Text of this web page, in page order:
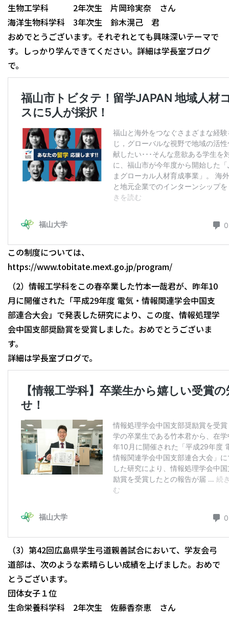
生物工学科 2年次生 片岡玲実奈 さん
海洋生物科学科 3年次生 鈴木滉己 君
おめでとうございます。それぞれとても興味深いテーマで
す。しっかり学んできてください。詳細は学長室ブログ
で。
この制度については、
https://www.tobitate.mext.go.jp/program/
（2）情報工学科をこの春卒業した竹本一哉君が、昨年10
月に開催された「平成29年度 電気・情報関連学会中国支
部連合大会」で発表した研究により、この度、情報処理学
会中国支部奨励賞を受賞しました。おめでとうございま
す。
詳細は学長室ブログで。
（3）第42回広島県学生弓道親善試合において、学友会弓
道部は、次のような素晴らしい成績を上げました。おめで
とうございます。
団体女子１位
生命栄養科学科 2年次生 佐藤香奈恵 さん